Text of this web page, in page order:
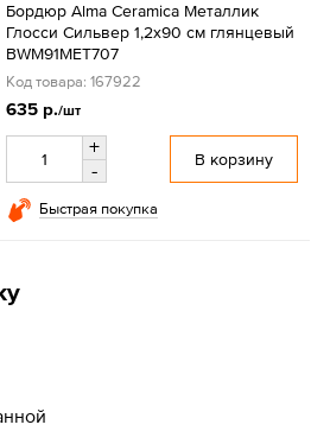
Бордюр Alma Ceramica Металлик
Глосси Сильвер 1,2x90 см глянцевый
BWM91MET707
Код товара: 167922
635 р./шт
+
-
В корзину
Быстрая покупка